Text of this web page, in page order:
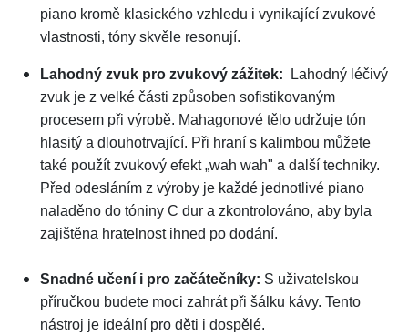
piano kromě klasického vzhledu i vynikající zvukové
vlastnosti, tóny skvěle resonují.
Lahodný zvuk pro zvukový zážitek:
Lahodný léčivý
zvuk je z velké části způsoben sofistikovaným
procesem při výrobě. Mahagonové tělo udržuje tón
hlasitý a dlouhotrvající. Při hraní s kalimbou můžete
také použít zvukový efekt „wah wah" a další techniky.
Před odesláním z výroby je každé jednotlivé piano
naladěno do tóniny C dur a zkontrolováno, aby byla
zajištěna hratelnost ihned po dodání.
Snadné učení i pro začátečníky: S uživatelskou
příručkou budete moci zahrát při šálku kávy. Tento
nástroj je ideální pro děti i dospělé.